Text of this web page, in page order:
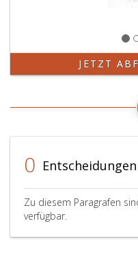
JETZT
0 Entscheidungen
Zu diesem Paragrafen
verfügbar.